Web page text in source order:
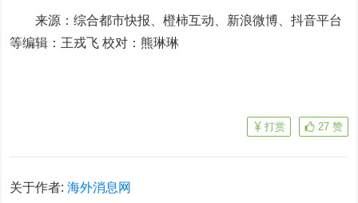
来源：综合都市快报、橙柿互动、新浪微博、抖音平台
等编辑：王戎飞 校对：熊琳琳
27 赞
打赏
关于作者:海外消息网